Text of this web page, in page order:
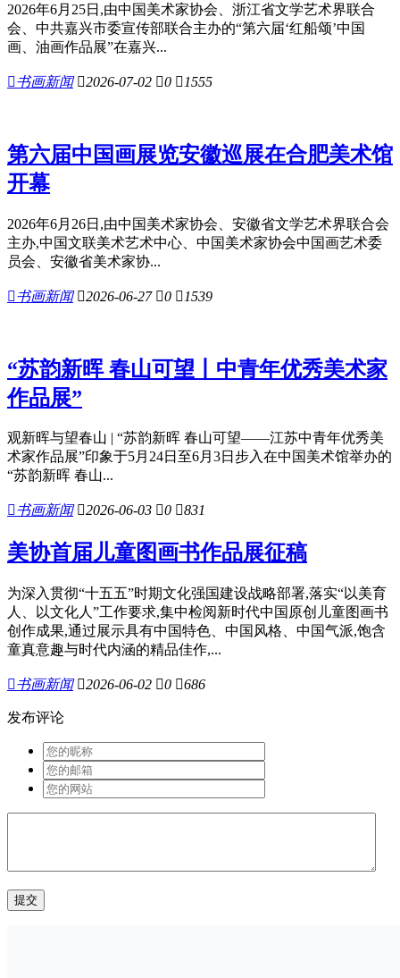
2026年6月25日,由中国美术家协会、浙江省文学艺术界联合
会、中共嘉兴市委宣传部联合主办的“第六届‘红船颂’中国
画、油画作品展”在嘉兴...
书画新闻 2026-07-02 0  1555
第六届中国画展览安徽巡展在合肥美术馆
开幕
2026年6月26日,由中国美术家协会、安徽省文学艺术界联合会
主办,中国文联美术艺术中心、中国美术家协会中国画艺术委
员会、安徽省美术家协...
书画新闻 2026-06-27 0  1539
“苏韵新晖 春山可望丨中青年优秀美术家
作品展”
观新晖与望春山 | “苏韵新晖 春山可望——江苏中青年优秀美
术家作品展”印象于5月24日至6月3日步入在中国美术馆举办的
“苏韵新晖 春山...
书画新闻 2026-06-03 0 831
美协首届儿童图画书作品展征稿
为深入贯彻“十五五”时期文化强国建设战略部署,落实“以美育
人、以文化人”工作要求,集中检阅新时代中国原创儿童图画书
创作成果,通过展示具有中国特色、中国风格、中国气派,饱含
童真意趣与时代内涵的精品佳作,...
书画新闻 2026-06-02 0 686
发布评论